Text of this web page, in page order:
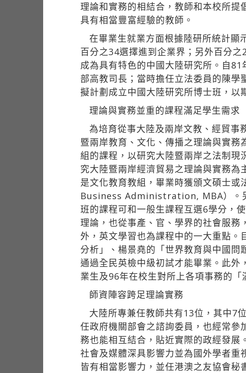
理論和實務的相結合，教師和本校所
具有相當豐富經驗的教師。
在畢業生就業方面根據陸研所統計顯
百分之34選擇進到企業界；另外百分
成為具有特色的中國大陸研究所。自
部高教司長；當時擔任立法委員的陳
擬計劃成立中國大陸研究所博士班，以
理論與實務並重的課程滿足學生需求
為培育從事大陸及兩岸文教、經貿事
暨兩岸教育、文化、傳播之理論與實
組的課程，以研究大陸暨兩岸之法制
究大陸暨兩岸經濟貿易之理論與實務
是文化教育教組，畢業時獲頒文碩士
Business Administration, MBA）。
班的課程可和一般生課程互選6學分，
理論，也從事產、官、學界的社會服
外，英文學習也為課程中的一大重點
分析」、楊景堯的「世界教育與中國
通過全民英檢中級初試才能畢業。此
業生及96年在校生對所上各項事務的
師資陣容跨足理論實務
大陸所專兼任教師共有13位，其中7
任政府機關部會之諮詢委員，也經常
務也能相互結合，貼近實際的政經發
社會及媒體深具影響力並為國外學者
皆有相當影響力，並任港澳之友協會